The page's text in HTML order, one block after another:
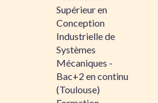
Supérieur en
Conception
Industrielle de
Systèmes
Mécaniques -
Bac+2 en continu
(Toulouse)